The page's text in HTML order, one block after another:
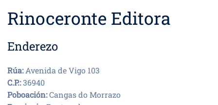
Rinoceronte Editora
Enderezo
Rúa:Avenida de Vigo 103
C.P.:36940
Poboación:Cangas do Morrazo